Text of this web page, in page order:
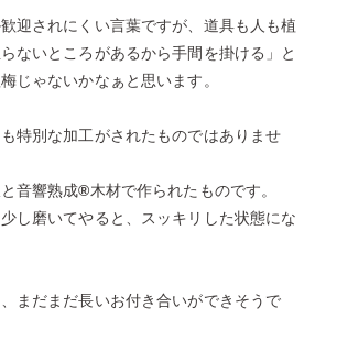
迎されにくい言葉ですが、道具も人も植
ないところがあるから手間を掛ける」と
じゃないかなぁと思います。
特別な加工がされたものではありませ
音響熟成®︎木材で作られたものです。
し磨いてやると、スッキリした状態にな
まだまだ長いお付き合いができそうで